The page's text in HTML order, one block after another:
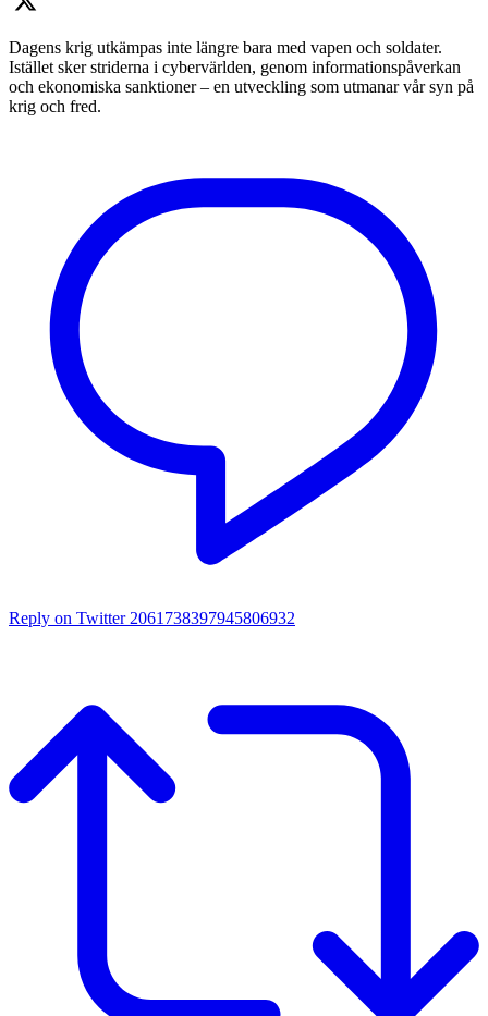
Dagens krig utkämpas inte längre bara med vapen och soldater.
Istället sker striderna i cybervärlden, genom informationspåverkan
och ekonomiska sanktioner – en utveckling som utmanar vår syn på
krig och fred.
Reply on Twitter 2061738397945806932